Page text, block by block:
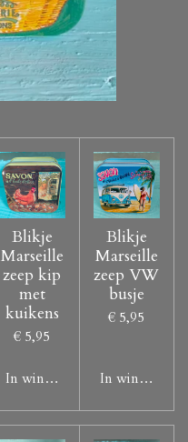
Blikje
Marseille
zeep kip
met
kuikens
€ 5,95
In winkelwagen
Blikje
Marseille
zeep VW
busje
€ 5,95
In